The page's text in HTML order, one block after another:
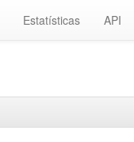
Estatísticas API